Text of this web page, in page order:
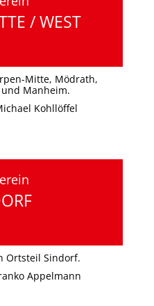
/ WEST
Mitte, Mödrath,
Manheim.
Kohllöffel
Ortsteil Sindorf.
Appelmann